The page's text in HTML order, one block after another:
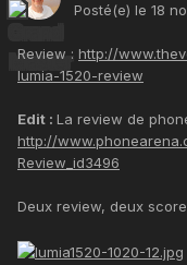
Posté(e) le 18
Review : http://
lumia-1520-review
Edit : La review de
http://
Review_id3496
Deux review, deux